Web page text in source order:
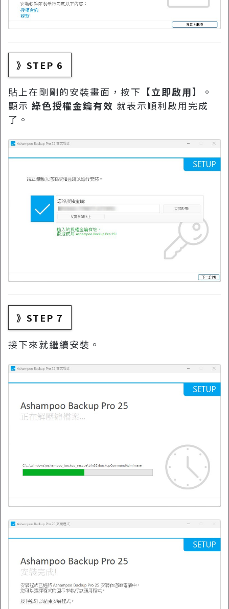
》STEP 6
貼上在剛剛的安裝畫面，按下【立即啟用】。
顯示 綠色授權金鑰有效 就表示順利啟用完成
了。
》STEP 7
接下來就繼續安裝。